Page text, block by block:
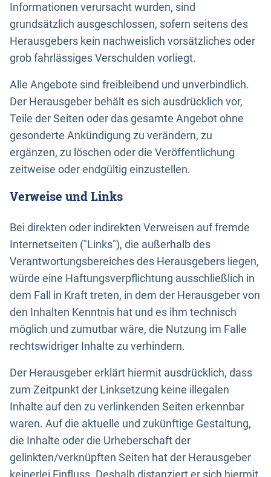
Informationen verursacht wurden, sind
grundsätzlich ausgeschlossen, sofern seitens des
Herausgebers kein nachweislich vorsätzliches oder
grob fahrlässiges Verschulden vorliegt.
Alle Angebote sind freibleibend und unverbindlich.
Der Herausgeber behält es sich ausdrücklich vor,
Teile der Seiten oder das gesamte Angebot ohne
gesonderte Ankündigung zu verändern, zu
ergänzen, zu löschen oder die Veröffentlichung
zeitweise oder endgültig einzustellen.
Verweise und Links
Bei direkten oder indirekten Verweisen auf fremde
Internetseiten ("Links"), die außerhalb des
Verantwortungsbereiches des Herausgebers liegen,
würde eine Haftungsverpflichtung ausschließlich in
dem Fall in Kraft treten, in dem der Herausgeber von
den Inhalten Kenntnis hat und es ihm technisch
möglich und zumutbar wäre, die Nutzung im Falle
rechtswidriger Inhalte zu verhindern.
Der Herausgeber erklärt hiermit ausdrücklich, dass
zum Zeitpunkt der Linksetzung keine illegalen
Inhalte auf den zu verlinkenden Seiten erkennbar
waren. Auf die aktuelle und zukünftige Gestaltung,
die Inhalte oder die Urheberschaft der
gelinkten/verknüpften Seiten hat der Herausgeber
keinerlei Einfluss. Deshalb distanziert er sich hiermit